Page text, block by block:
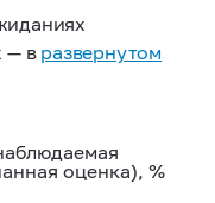
— в развернутом
оценка), %